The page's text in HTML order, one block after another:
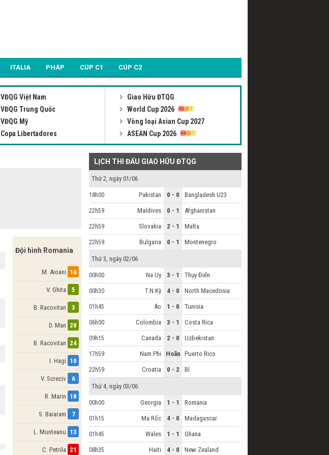
ITALIA PHÁP CÚP C1 CÚP C2
VĐQG Việt Nam
VĐQG Trung Quốc
VĐQG Mỹ
Copa Libertadores
Giao Hữu ĐTQG
World Cup 2026
Vòng loại Asian Cup 2027
ASEAN Cup 2026
Đội hình Romania
16
M. Aioani
5
V. Ghita
3
B. Racovitan
20
D. Man
24
B. Racovitan
10
I. Hagi
6
V. Screciv
18
R. Marin
7
S. Baiaram
13
L. Munteanu
21
C. Petrila
LỊCH THI ĐẤU GIAO HỮU ĐTQG
Thứ 2, ngày 01/06
18h00 Pakistan 0 - 0 Bangladesh U23
22h59 Maldives 0 - 1 Afghanistan
22h59 Slovakia 2 - 1 Malta
22h59 Bulgaria 0 - 1 Montenegro
Thứ 3, ngày 02/06
00h00 Na Uy 3 - 1 Thụy Điển
00h30 T.N.Kỳ 4 - 0 North Macedonia
01h45 Áo 1 - 0 Tunisia
06h00 Colombia 3 - 1 Costa Rica
09h15 Canada 2 - 0 Uzbekistan
17h59 Nam Phi Hoãn Puerto Rico
22h59 Croatia 0 - 2 Bỉ
Thứ 4, ngày 03/06
00h00 Georgia 1 - 1 Romania
01h15 Ma Rốc 4 - 0 Madagascar
01h45 Wales 1 - 1 Ghana
08h35 Haiti 4 - 0 New Zealand